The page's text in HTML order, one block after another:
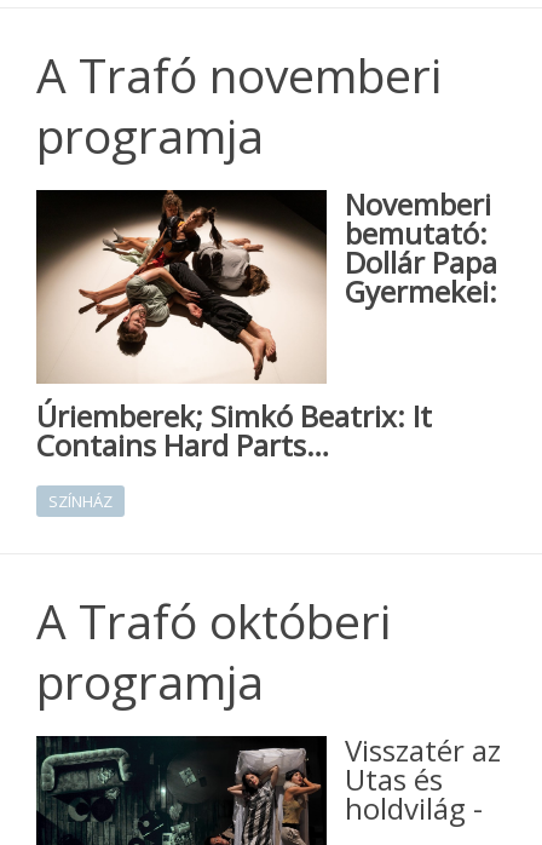
A Trafó novemberi
programja
Novemberi
bemutató:
Dollár Papa
Gyermekei:
Úriemberek; Simkó Beatrix: It
Contains Hard Parts…
SZÍNHÁZ
A Trafó októberi
programja
Visszatér az
Utas és
holdvilág -